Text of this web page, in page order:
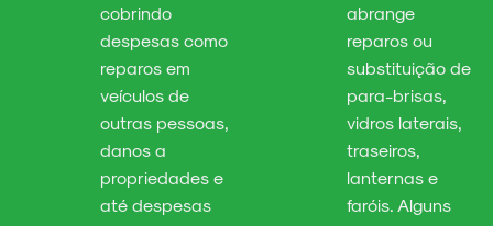
cobrindo
despesas como
reparos em
veículos de
outras pessoas,
danos a
propriedades e
até despesas
abrange
reparos ou
substituição de
para-brisas,
vidros laterais,
traseiros,
lanternas e
faróis. Alguns